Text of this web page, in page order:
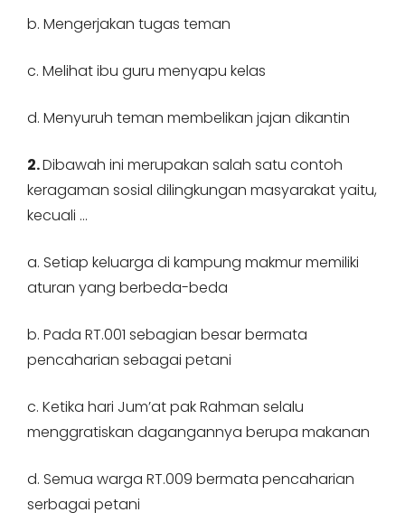
b. Mengerjakan tugas teman
c. Melihat ibu guru menyapu kelas
d. Menyuruh teman membelikan jajan dikantin
2.Dibawah ini merupakan salah satu contoh
keragaman sosial dilingkungan masyarakat yaitu,
kecuali …
a. Setiap keluarga di kampung makmur memiliki
aturan yang berbeda-beda
b. Pada RT.001 sebagian besar bermata
pencaharian sebagai petani
c. Ketika hari Jum’at pak Rahman selalu
menggratiskan dagangannya berupa makanan
d. Semua warga RT.009 bermata pencaharian
serbagai petani